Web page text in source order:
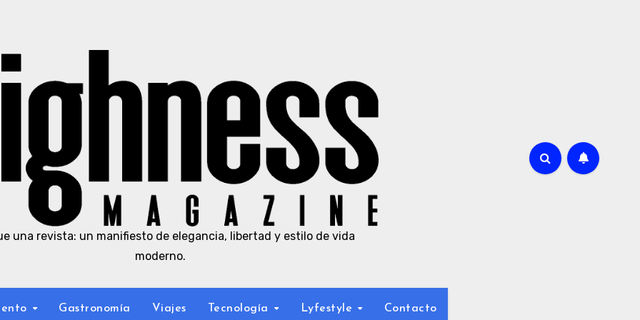
una revista: un manifiesto de elegancia, libertad y estilo de vida
moderno.
Gastronomía Viajes Tecnología Lyfestyle Contacto